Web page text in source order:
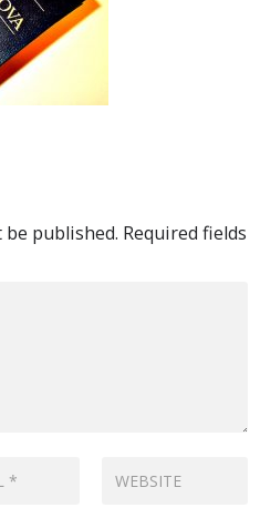
published. Required fields